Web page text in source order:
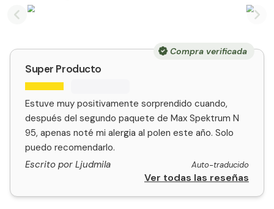
Previous slide
Compra verificada
Super Producto
Estuve muy positivamente sorprendido cuando,
después del segundo paquete de Max Spektrum N
95, apenas noté mi alergia al polen este año. Solo
puedo recomendarlo.
Escrito por Ljudmila
Auto-traducido
Ver todas las reseñas